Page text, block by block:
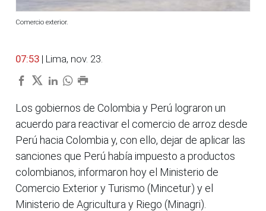
Comercio exterior.
07:53 | Lima, nov. 23.
Los gobiernos de Colombia y Perú lograron un
acuerdo para reactivar el comercio de arroz desde
Perú hacia Colombia y, con ello, dejar de aplicar las
sanciones que Perú había impuesto a productos
colombianos, informaron hoy el Ministerio de
Comercio Exterior y Turismo (Mincetur) y el
Ministerio de Agricultura y Riego (Minagri).